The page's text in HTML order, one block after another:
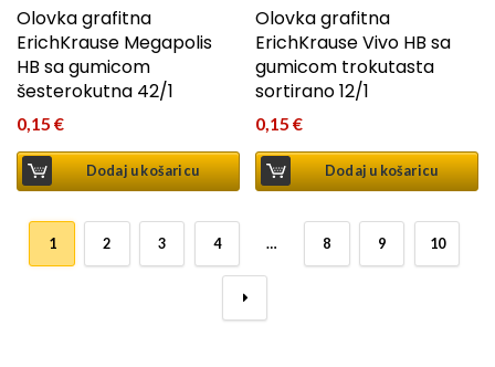
Olovka grafitna
ErichKrause Megapolis
HB sa gumicom
šesterokutna 42/1
0,15 €
Dodaj u košaricu
Olovka grafitna
ErichKrause Vivo HB sa
gumicom trokutasta
sortirano 12/1
0,15€
Dodaj u košaricu
1 2 3 4 … 8 9 10
→